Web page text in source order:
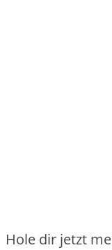
Hole dir jetzt